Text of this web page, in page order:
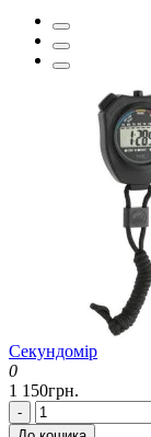
Секундомір
0
1 150грн.
-